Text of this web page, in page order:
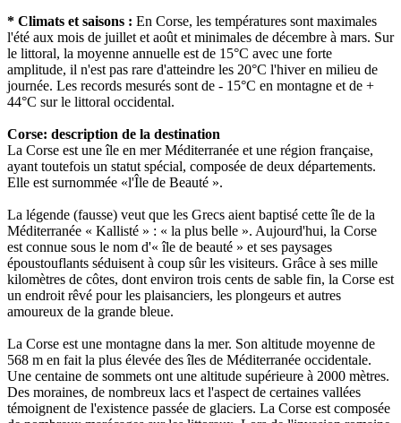
* Climats et saisons : En Corse, les températures sont maximales
l'été aux mois de juillet et août et minimales de décembre à mars. Sur
le littoral, la moyenne annuelle est de 15°C avec une forte
amplitude, il n'est pas rare d'atteindre les 20°C l'hiver en milieu de
journée. Les records mesurés sont de - 15°C en montagne et de +
44°C sur le littoral occidental.
Corse: description de la destination
La Corse est une île en mer Méditerranée et une région française,
ayant toutefois un statut spécial, composée de deux départements.
Elle est surnommée «l'Île de Beauté ».
La légende (fausse) veut que les Grecs aient baptisé cette île de la
Méditerranée « Kallisté » : « la plus belle ». Aujourd'hui, la Corse
est connue sous le nom d'« île de beauté » et ses paysages
époustouflants séduisent à coup sûr les visiteurs. Grâce à ses mille
kilomètres de côtes, dont environ trois cents de sable fin, la Corse est
un endroit rêvé pour les plaisanciers, les plongeurs et autres
amoureux de la grande bleue.
La Corse est une montagne dans la mer. Son altitude moyenne de
568 m en fait la plus élevée des îles de Méditerranée occidentale.
Une centaine de sommets ont une altitude supérieure à 2000 mètres.
Des moraines, de nombreux lacs et l'aspect de certaines vallées
témoignent de l'existence passée de glaciers. La Corse est composée